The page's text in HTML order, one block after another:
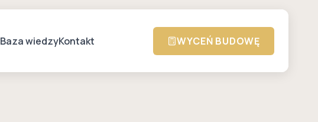
Baza wiedzyKontakt WYCEŃ BUDOWĘ